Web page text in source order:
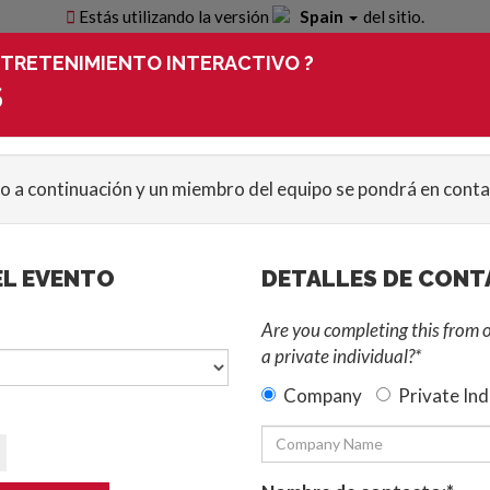
Estás utilizando la versión Spain del sitio.
Iniciar sesión/
Personalizadas Blog Noticias Casos de
OTRO ENTRETENIMIENTO INTERACTIVO
CONTRATAR OTRAS
Divertidas actividades interactivas y
INTERACTIVO ?
a continuación y un miembro del equipo se pondrá en
EVENTO DETALLES DE
Are you completing this from
a private individual?*
Company
Private